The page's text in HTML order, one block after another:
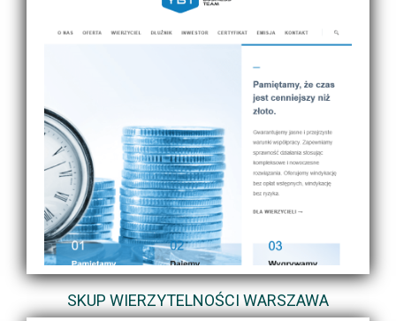
SKUP WIERZYTELNOŚCI WARSZAWA